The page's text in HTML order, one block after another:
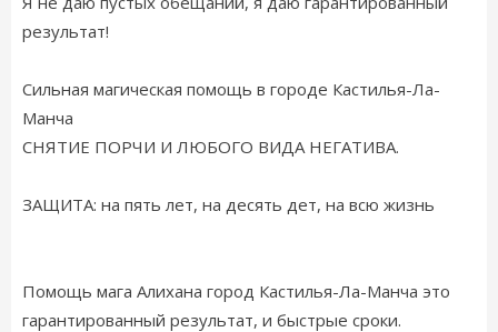
результат!
Сильная магическая помощь в городе Кастилья-Ла-
Манча
СНЯТИЕ ПОРЧИ И ЛЮБОГО ВИДА НЕГАТИВА.
ЗАЩИТА: на пять лет, на десять дет, на всю жизнь
Помощь мага Алихана город Кастилья-Ла-Манча это
гарантированный результат, и быстрые сроки.